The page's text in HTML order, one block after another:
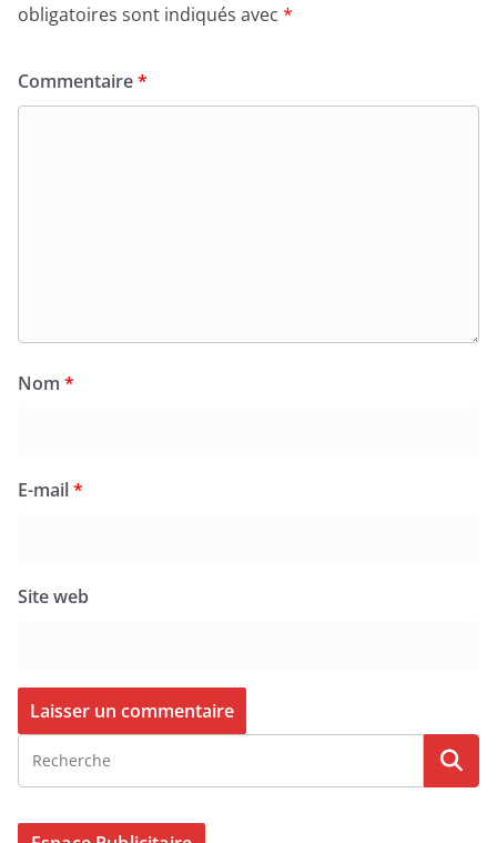
obligatoires sont indiqués avec *
Commentaire*
Nom *
E-mail*
Site web